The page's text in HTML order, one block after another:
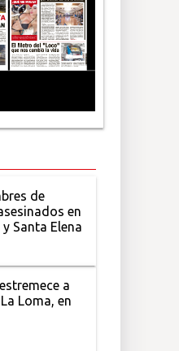
de
en
Santa Elena
a
Loma, en